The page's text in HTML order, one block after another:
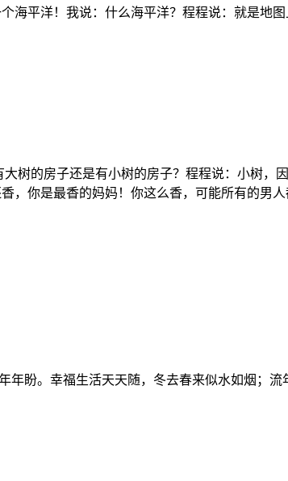
海平洋！我说：什么海平洋？程程说：就是地
树的房子还是有小树的房子？程程说：小树，
，你是最香的妈妈！你这么香，可能所有的男
盼。幸福生活天天随，冬去春来似水如烟；